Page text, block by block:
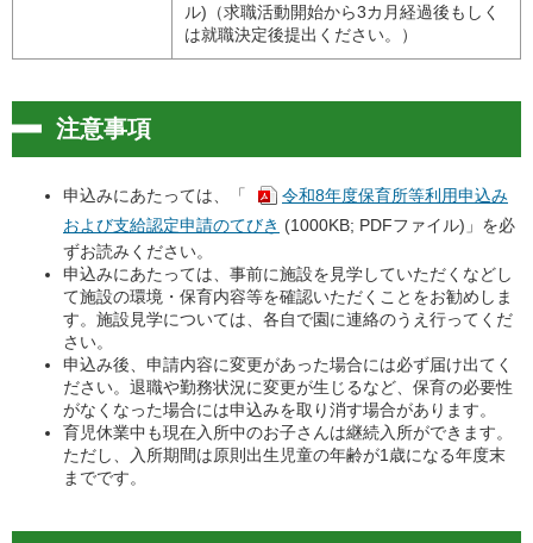
ル)（求職活動開始から3カ月経過後もしく
は就職決定後提出ください。）
注意事項
申込みにあたっては、「
令和8年度保育所等利用申込み
および支給認定申請のてびき (1000KB; PDFファイル)」を必
ずお読みください。
申込みにあたっては、事前に施設を見学していただくなどし
て施設の環境・保育内容等を確認いただくことをお勧めしま
す。施設見学については、各自で園に連絡のうえ行ってくだ
さい。
申込み後、申請内容に変更があった場合には必ず届け出てく
ださい。退職や勤務状況に変更が生じるなど、保育の必要性
がなくなった場合には申込みを取り消す場合があります。
育児休業中も現在入所中のお子さんは継続入所ができます。
ただし、入所期間は原則出生児童の年齢が1歳になる年度末
までです。